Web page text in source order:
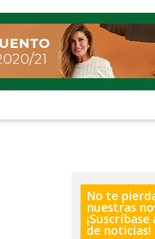
No te
nuestras
de noticias!